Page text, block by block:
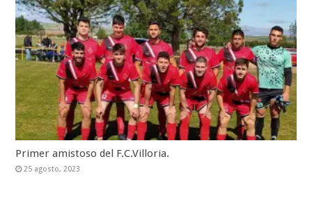
Primer amistoso del F.C.Villoria.
25 agosto, 2023